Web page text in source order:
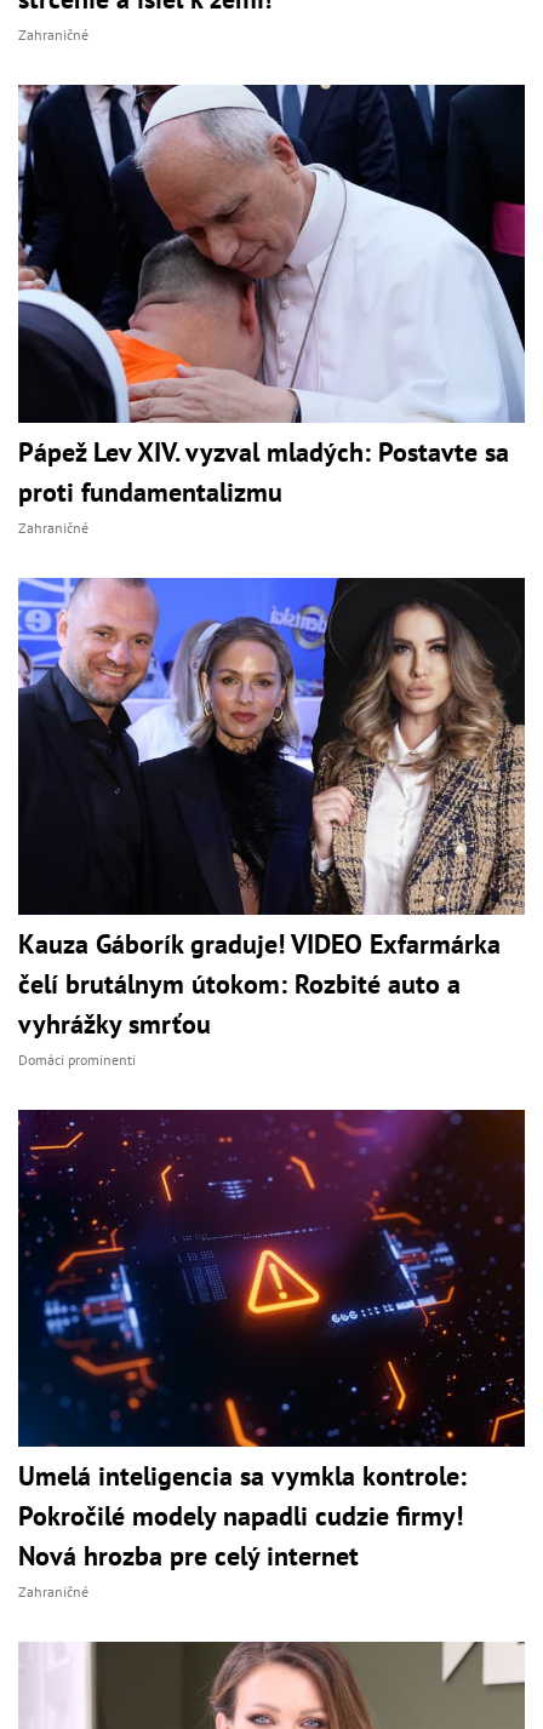
Zahraničné
Pápež Lev XIV. vyzval mladých: Postavte sa
proti fundamentalizmu
Zahraničné
Kauza Gáborík graduje! VIDEO Exfarmárka
čelí brutálnym útokom: Rozbité auto a
vyhrážky smrťou
Domáci prominenti
Umelá inteligencia sa vymkla kontrole:
Pokročilé modely napadli cudzie firmy!
Nová hrozba pre celý internet
Zahraničné